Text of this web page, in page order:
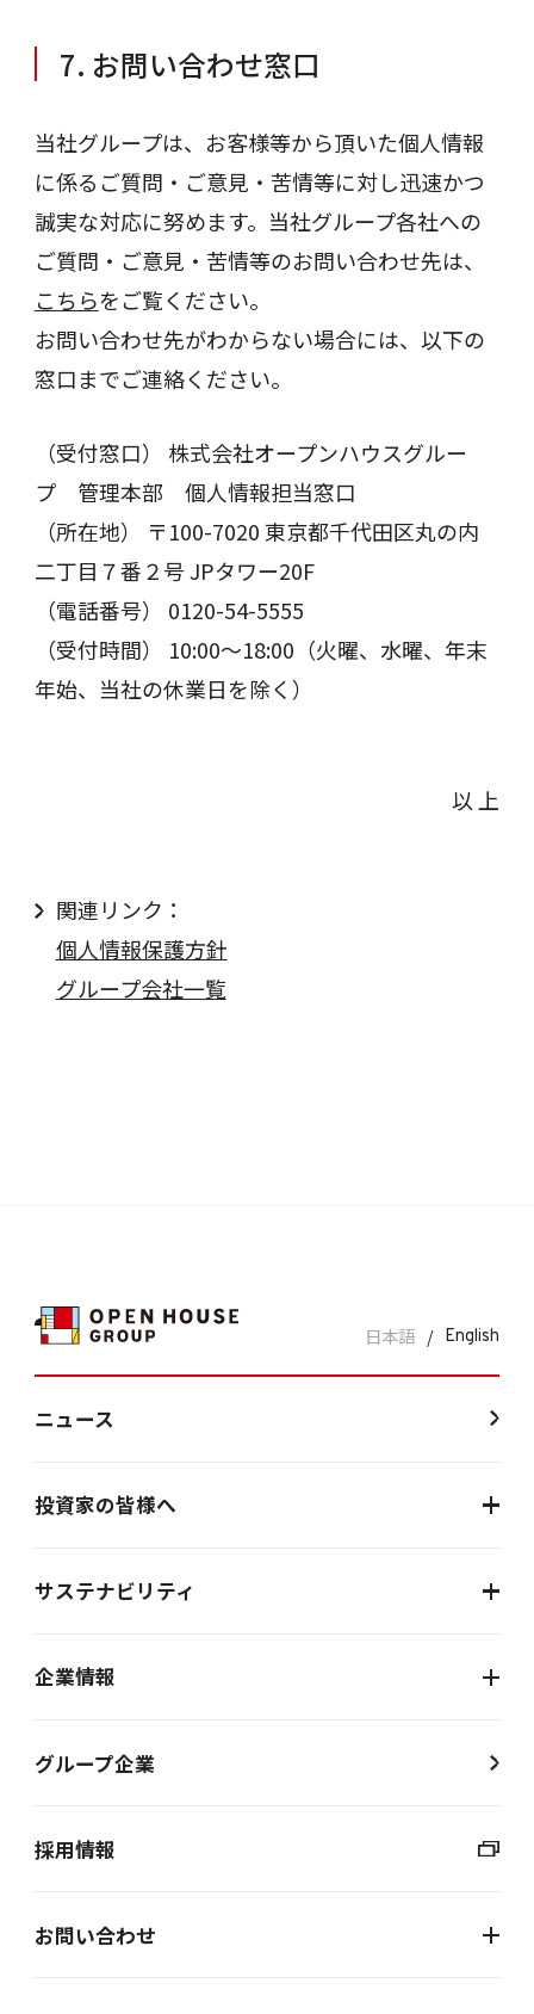
7. お問い合わせ窓口
当社グループは、お客様等から頂いた個人情報
に係るご質問・ご意見・苦情等に対し迅速かつ
誠実な対応に努めます。当社グループ各社への
ご質問・ご意見・苦情等のお問い合わせ先は、
こちらをご覧ください。
お問い合わせ先がわからない場合には、以下の
窓口までご連絡ください。
（受付窓口） 株式会社オープンハウスグルー
プ 管理本部 個人情報担当窓口
（所在地） 〒100-7020 東京都千代田区丸の内
二丁目７番２号 JPタワー20F
（電話番号） 0120-54-5555
（受付時間） 10:00～18:00（火曜、水曜、年末
年始、当社の休業日を除く）
以 上
関連リンク：
個人情報保護方針
グループ会社一覧
日本語 / English
投資家の皆様へ
サステナビリティ
企業情報
グループ企業
採用情報
ニュース
お問い合わせ